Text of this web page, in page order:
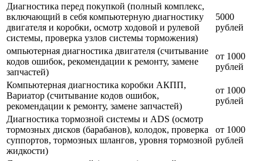
Диагностика перед покупкой (полный комплекс,
включающий в себя компьютерную диагностику
двигателя и коробки, осмотр ходовой и рулевой
системы, проверка узлов системы торможения)
5000
рублей
омпьютерная диагностика двигателя (считывание
кодов ошибок, рекомендации к ремонту, замене
запчастей)
от 1000
рублей
Компьютерная диагностика коробки АКПП,
Вариатор (считывание кодов ошибок,
рекомендации к ремонту, замене запчастей)
от 1000
рублей
Диагностика тормозной системы и ADS (осмотр
тормозных дисков (барабанов), колодок, проверка
суппортов, тормозных шлангов, уровня тормозной
жидкости)
от 1000
рублей